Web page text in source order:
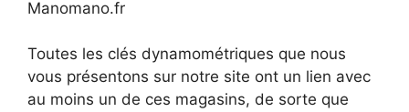
Manomano.fr
Toutes les clés dynamométriques que nous
vous présentons sur notre site ont un lien avec
au moins un de ces magasins, de sorte que